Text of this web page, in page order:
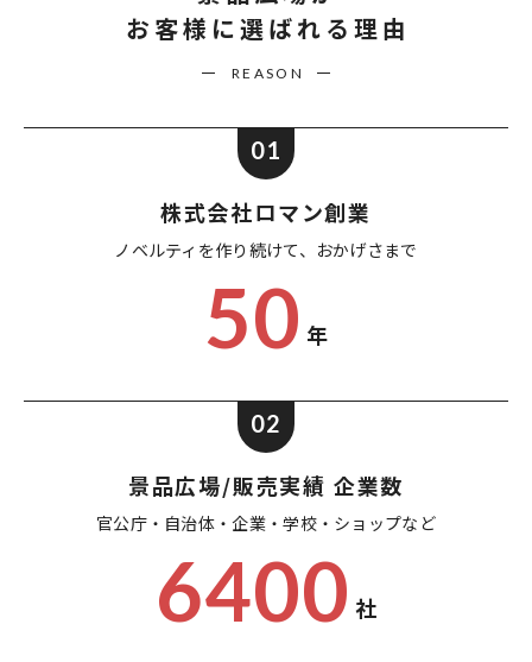
お客様に選ばれる理由
REASON
01
株式会社ロマン創業
ノベルティを作り続けて、 おかげさまで
50 年
02
景品広場/販売実績 企業数
官公庁・自治体・企業・学校・ショップなど
6400 社